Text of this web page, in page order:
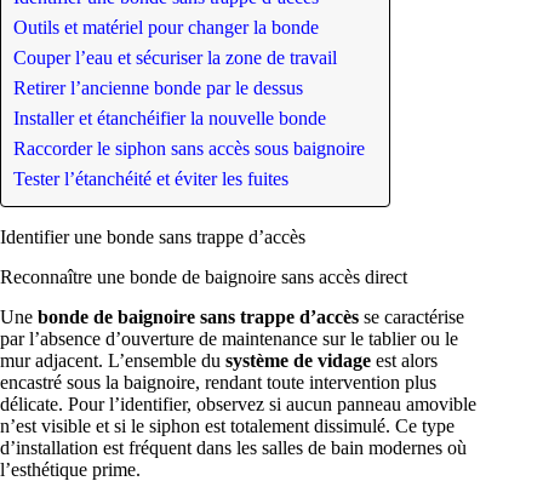
Outils et matériel pour changer la bonde
Couper l’eau et sécuriser la zone de travail
Retirer l’ancienne bonde par le dessus
Installer et étanchéifier la nouvelle bonde
Raccorder le siphon sans accès sous baignoire
Tester l’étanchéité et éviter les fuites
Identifier une bonde sans trappe d’accès
Reconnaître une bonde de baignoire sans accès direct
Une bonde de baignoire sans trappe d’accès se caractérise
par l’absence d’ouverture de maintenance sur le tablier ou le
mur adjacent. L’ensemble du système de vidage est alors
encastré sous la baignoire, rendant toute intervention plus
délicate. Pour l’identifier, observez si aucun panneau amovible
n’est visible et si le siphon est totalement dissimulé. Ce type
d’installation est fréquent dans les salles de bain modernes où
l’esthétique prime.